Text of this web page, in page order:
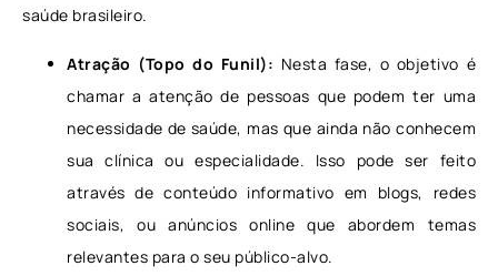
saúde brasileiro.
Atração (Topo do Funil): Nesta fase, o objetivo é
chamar a atenção de pessoas que podem ter uma
necessidade de saúde, mas que ainda não conhecem
sua clínica ou especialidade. Isso pode ser feito
através de conteúdo informativo em blogs, redes
sociais, ou anúncios online que abordem temas
relevantes para o seu público-alvo.